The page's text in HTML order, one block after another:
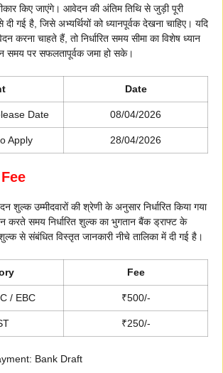
किए जाएंगे। आवेदन की अंतिम तिथि से जुड़ी पूरी
दी गई है, जिसे अभ्यर्थियों को ध्यानपूर्वक देखना चाहिए। यदि
चाहते हैं, तो निर्धारित समय सीमा का विशेष ध्यान
पर सफलतापूर्वक जमा हो सके।
Date
Date 08/04/2026
Apply 28/04/2026
शुल्क उम्मीदवारों की श्रेणी के अनुसार निर्धारित किया गया
करते समय निर्धारित शुल्क का भुगतान बैंक ड्राफ्ट के
से संबंधित विस्तृत जानकारी नीचे तालिका में दी गई है।
Fee
/ EBC ₹500/-
₹250/-
Bank Draft